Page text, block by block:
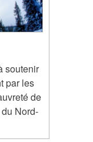
soutenir
par les
de
Nord-